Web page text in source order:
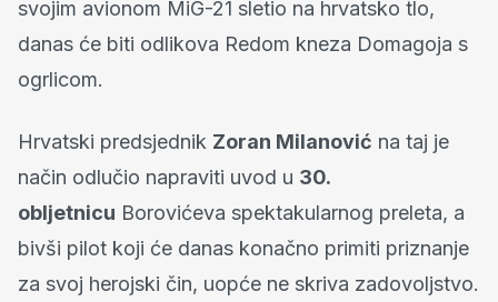
svojim avionom MiG-21 sletio na hrvatsko tlo,
danas će biti odlikova Redom kneza Domagoja s
ogrlicom.
Hrvatski predsjednik Zoran Milanović na taj je
način odlučio napraviti uvod u 30.
obljetnicu Borovićeva spektakularnog preleta, a
bivši pilot koji će danas konačno primiti priznanje
za svoj herojski čin, uopće ne skriva zadovoljstvo.